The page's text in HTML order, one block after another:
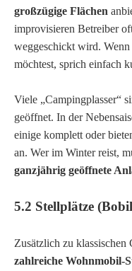
großzügige Flächen
improvisieren Betreiber
weggeschickt wird. Wenn
möchtest, sprich einfach
Viele „Campingplasser“
geöffnet. In der
einige komplett oder
an. Wer im Winter reist,
ganzjährig geöffnete
5.2 Stellplätze
Zusätzlich zu
zahlreiche Wohnmobil-